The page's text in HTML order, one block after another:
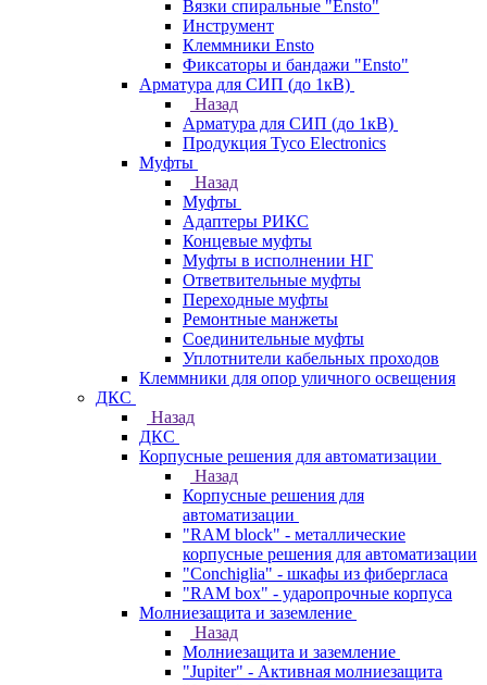
Вязки спиральные "Ensto"
Инструмент
Клеммники Ensto
Фиксаторы и бандажи "Ensto"
Арматура для СИП (до 1кВ)
Назад
Арматура для СИП (до 1кВ)
Продукция Tyco Electronics
Муфты
Назад
Муфты
Адаптеры РИКС
Концевые муфты
Муфты в исполнении НГ
Ответвительные муфты
Переходные муфты
Ремонтные манжеты
Соединительные муфты
Уплотнители кабельных проходов
Клеммники для опор уличного освещения
ДКС
Назад
ДКС
Корпусные решения для автоматизации
Назад
Корпусные решения для
автоматизации
"RAM block" - металлические
корпусные решения для автоматизации
"Conchiglia" - шкафы из фибергласа
"RAM box" - ударопрочные корпуса
Молниезащита и заземление
Назад
Молниезащита и заземление
"Jupiter" - Активная молниезащита